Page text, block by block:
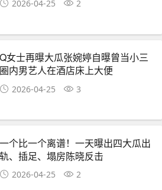
2026-04-25 2
Q女士再曝大瓜张婉婷自曝曾当小三
圈内男艺人在酒店床上大便
2026-04-25 3
一个比一个离谱！一天曝出四大瓜出
轨、插足、塌房陈晓反击
2026-04-25 2